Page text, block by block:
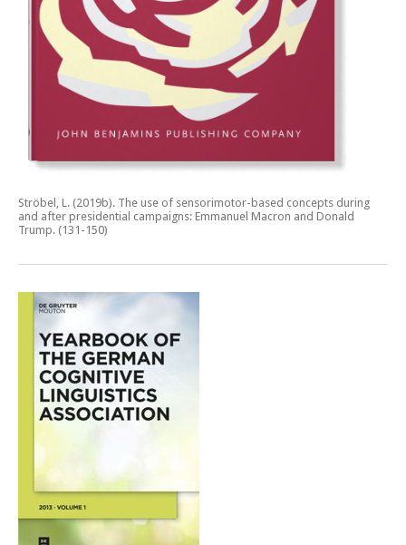
Ströbel, L. (2019b). The use of sensorimotor-based concepts during
and after presidential campaigns: Emmanuel Macron and Donald
Trump. (131-150)